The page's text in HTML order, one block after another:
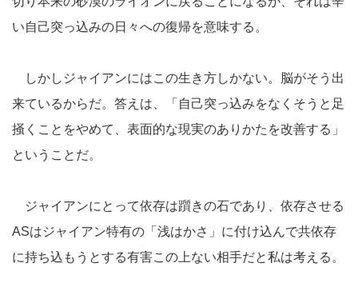
い自己突っ込みの日々への復帰を意味する。
しかしジャイアンにはこの生き方しかない。脳がそう出
来ているからだ。答えは、「自己突っ込みをなくそうと足
掻くことをやめて、表面的な現実のありかたを改善する」
ということだ。
ジャイアンにとって依存は躓きの石であり、依存させる
ASはジャイアン特有の「浅はかさ」に付け込んで共依存
に持ち込もうとする有害この上ない相手だと私は考える。